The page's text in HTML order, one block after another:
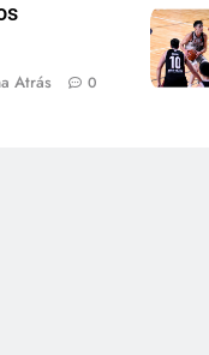
Atrás 0